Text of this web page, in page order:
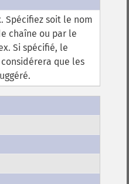
Spécifiez soit le nom
chaîne ou par le
Si spécifié, le
que les